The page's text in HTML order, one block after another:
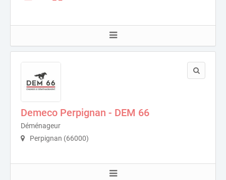
Demeco Perpignan - DEM 66
Déménageur
Perpignan (66000)